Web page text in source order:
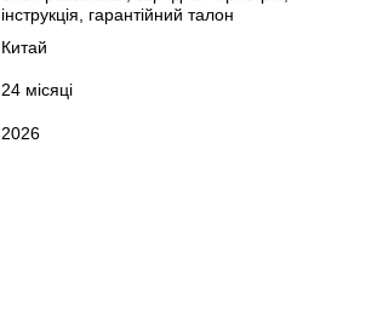
інструкція, гарантійний талон
Китай
24 місяці
2026